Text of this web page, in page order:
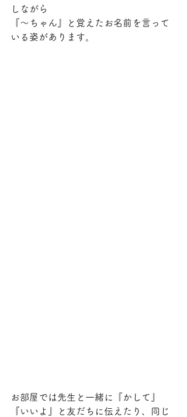
しながら
『〜ちゃん』と覚えたお名前を言って
いる姿があります。
お部屋では先生と一緒に『かして』
『いいよ』と友だちに伝えたり、同じ